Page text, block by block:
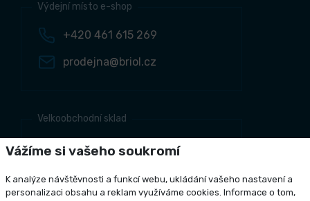
Výdejní místo e-shop
+420 461 615 269
prodejna@briol.cz
Velkoobchodní sklad
+420 461 634 161
+420 461 634 381
odbyt@briol.cz
Vážíme si vašeho soukromí
K analýze návštěvnosti a funkcí webu, ukládání vašeho nastavení a
personalizaci obsahu a reklam využíváme cookies. Informace o tom,